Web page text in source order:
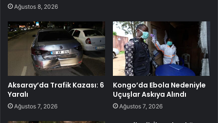
Ağustos 8, 2026
Aksaray’da Trafik Kazası: 6
Yaralı
Ağustos 7, 2026
Kongo’da Ebola Nedeniyle
Uçuşlar Askıya Alındı
Ağustos 7, 2026